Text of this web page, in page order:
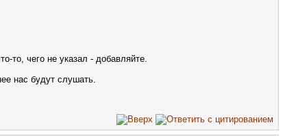
то, чего не указал - добавляйте.
нас будут слушать.